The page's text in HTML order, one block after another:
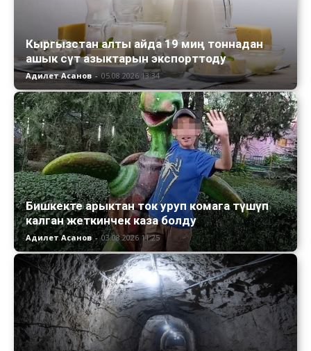
Кыргызстан алты айда 19 миң тоннадан
ашык сүт азыктарын экспорттоду
Адилет Асанов - 05.08.2026 13:34
Бишкекте арыктан ток уруп комага түшүп
калган жеткинчек каза болду
Адилет Асанов - 03.08.2026 11:25